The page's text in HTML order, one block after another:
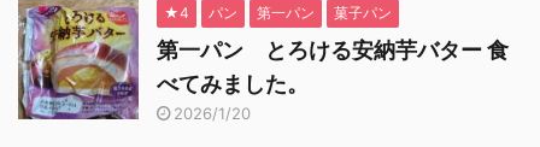
★4 パン 第一パン 菓子パン
第一パン とろける安納芋バター 食
べてみました。
2026/1/20